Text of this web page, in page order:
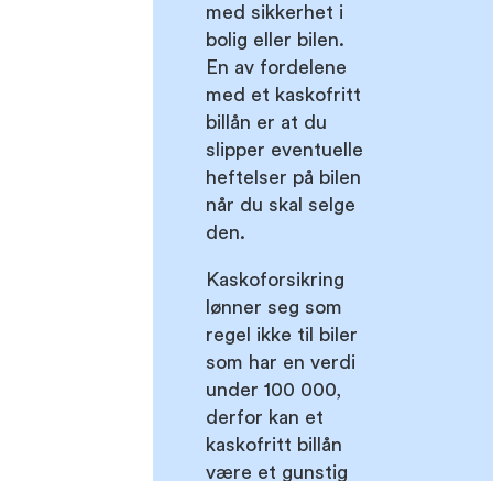
med sikkerhet i
bolig eller bilen.
En av fordelene
med et kaskofritt
billån er at du
slipper eventuelle
heftelser på bilen
når du skal selge
den.
Kaskoforsikring
lønner seg som
regel ikke til biler
som har en verdi
under 100 000,
derfor kan et
kaskofritt billån
være et gunstig